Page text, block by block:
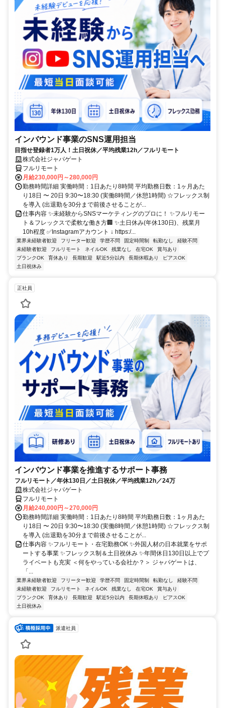
インバウンド事業のSNS運用担当
目指せ登録者1万人！土日祝休／平均残業12h／フルリモート
株式会社ジャパゲート
フルリモート
月給230,000円～280,000円
勤務時間詳細 実働時間：1日あたり8時間 平均勤務日数：1ヶ月あた
り18日 〜 20日 9:30〜18:30 (実働8時間／休憩1時間) ☆フレックス制
を導入 (出退勤を30分まで前後させることが...
仕事内容 ✨未経験からSNSマーケティングのプロに！ ✨フルリモー
ト＆フレックスで柔軟な働き方🏢 ✨土日休み(年休130日)、残業月
10h程度 ✅Instagramアカウント ↓ https:/...
業界未経験者歓迎 フリーター歓迎 学歴不問 固定時間制 転勤なし
経験不問
未経験者歓迎
フルリモート ネイルOK 残業なし 在宅OK
賞与あり
ブランクOK
育休あり 長期歓迎 駅近5分以内 長期休暇あり
ピアスOK
土日祝休み
正社員
インバウンド事業を推進するサポート事務
フルリモート／年休130日／土日祝休／平均残業12h／24万
株式会社ジャパゲート
フルリモート
月給240,000円～270,000円
勤務時間詳細 実働時間：1日あたり8時間 平均勤務日数：1ヶ月あた
り18日 〜 20日 9:30〜18:30 (実働8時間／休憩1時間) ☆フレックス制
を導入 (出退勤を30分まで前後させることが...
仕事内容 ✨フルリモート・在宅勤務OK ✨外国人材の日本就業をサポ
ートする事業 ✨フレックス制＆土日祝休み ✨年間休日130日以上でプ
ライベートも充実 ＜何をやっている会社か？＞ ジャパゲートは、
「...
業界未経験者歓迎 フリーター歓迎 学歴不問 固定時間制 転勤なし
経験不問
未経験者歓迎
フルリモート ネイルOK 残業なし 在宅OK
賞与あり
ブランクOK
育休あり 長期歓迎 駅近5分以内 長期休暇あり
ピアスOK
土日祝休み
派遣社員